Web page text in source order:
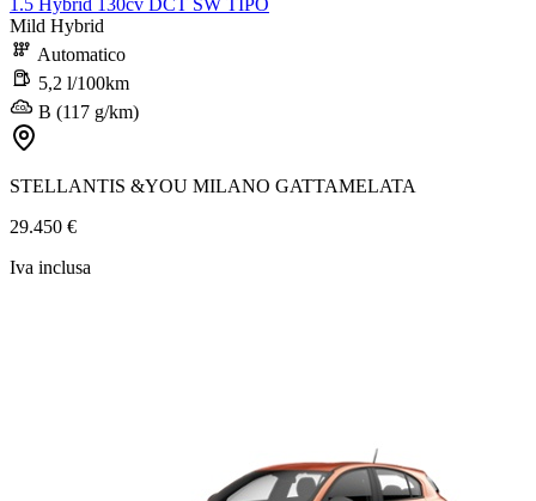
Mild Hybrid
Automatico
5,2 l/100km
B (117 g/km)
STELLANTIS &YOU MILANO GATTAMELATA
29.450 €
Iva inclusa